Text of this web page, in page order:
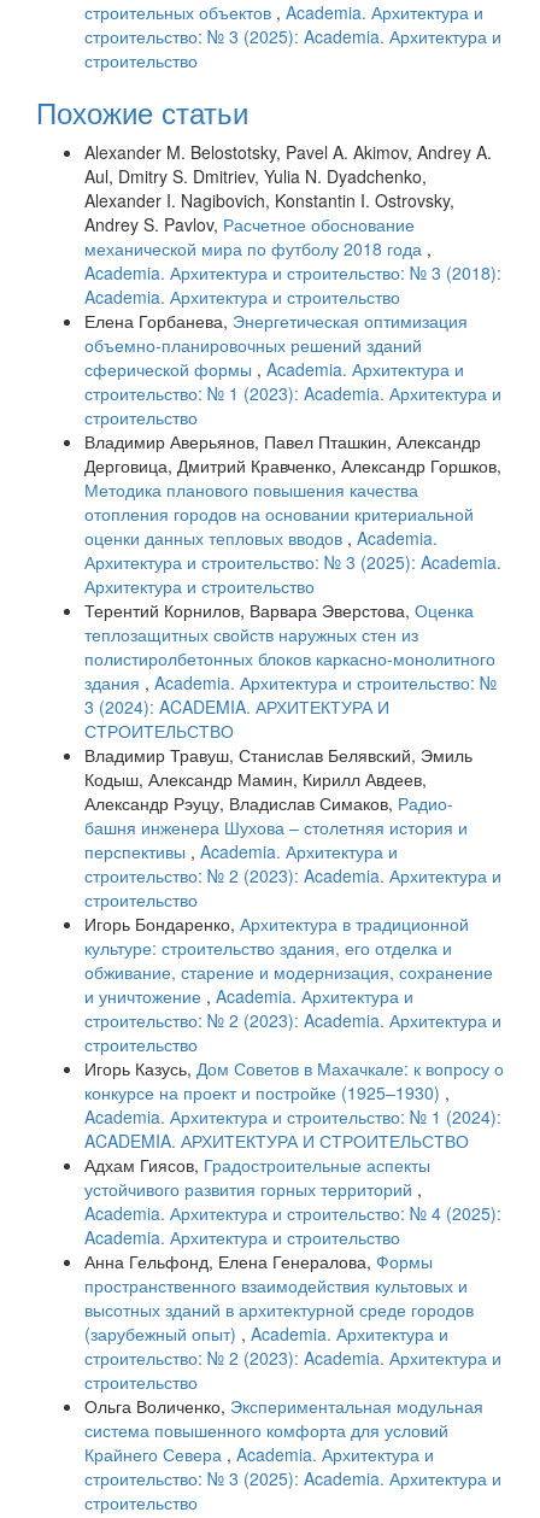
строительных объектов , Academia. Архитектура и
строительство: № 3 (2025): Academia. Архитектура и
строительство
Похожие статьи
Alexander M. Belostotsky, Pavel A. Akimov, Andrey A.
Aul, Dmitry S. Dmitriev, Yulia N. Dyadchenko,
Alexander I. Nagibovich, Konstantin I. Ostrovsky,
Andrey S. Pavlov, Расчетное обоснование
механической мира по футболу 2018 года ,
Academia. Архитектура и строительство: № 3 (2018):
Academia. Архитектура и строительство
Елена Горбанева, Энергетическая оптимизация
объемно-планировочных решений зданий
сферической формы , Academia. Архитектура и
строительство: № 1 (2023): Academia. Архитектура и
строительство
Владимир Аверьянов, Павел Пташкин, Александр
Дерговица, Дмитрий Кравченко, Александр Горшков,
Методика планового повышения качества
отопления городов на основании критериальной
оценки данных тепловых вводов , Academia.
Архитектура и строительство: № 3 (2025): Academia.
Архитектура и строительство
Терентий Корнилов, Варвара Эверстова, Оценка
теплозащитных свойств наружных стен из
полистиролбетонных блоков каркасно-монолитного
здания , Academia. Архитектура и строительство: №
3 (2024): ACADEMIA. АРХИТЕКТУРА И
СТРОИТЕЛЬСТВО
Владимир Травуш, Станислав Белявский, Эмиль
Кодыш, Александр Мамин, Кирилл Авдеев,
Александр Рэуцу, Владислав Симаков, Радио-
башня инженера Шухова – столетняя история и
перспективы , Academia. Архитектура и
строительство: № 2 (2023): Academia. Архитектура и
строительство
Игорь Бондаренко, Архитектура в традиционной
культуре: строительство здания, его отделка и
обживание, старение и модернизация, сохранение
и уничтожение , Academia. Архитектура и
строительство: № 2 (2023): Academia. Архитектура и
строительство
Игорь Казусь, Дом Советов в Махачкале: к вопросу о
конкурсе на проект и постройке (1925–1930) ,
Academia. Архитектура и строительство: № 1 (2024):
ACADEMIA. АРХИТЕКТУРА И СТРОИТЕЛЬСТВО
Адхам Гиясов, Градостроительные аспекты
устойчивого развития горных территорий ,
Academia. Архитектура и строительство: № 4 (2025):
Academia. Архитектура и строительство
Анна Гельфонд, Елена Генералова, Формы
пространственного взаимодействия культовых и
высотных зданий в архитектурной среде городов
(зарубежный опыт) , Academia. Архитектура и
строительство: № 2 (2023): Academia. Архитектура и
строительство
Ольга Воличенко, Экспериментальная модульная
система повышенного комфорта для условий
Крайнего Севера , Academia. Архитектура и
строительство: № 3 (2025): Academia. Архитектура и
строительство